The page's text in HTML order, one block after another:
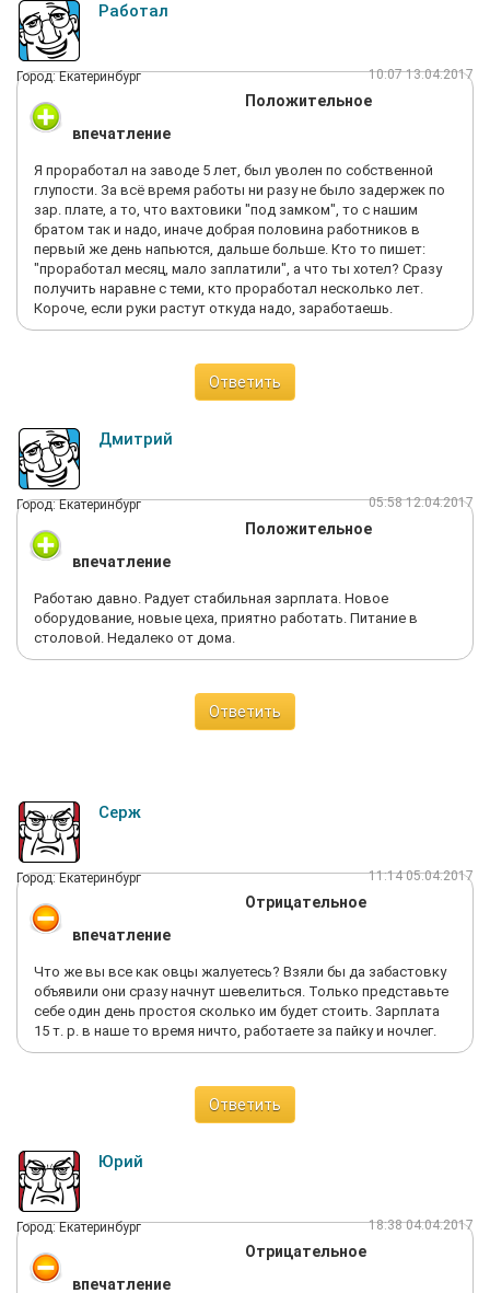
Работал
Город: Екатеринбург 10:07 13.04.2017
Положительное
впечатление
Я проработал на заводе 5 лет, был уволен по собственной
глупости. За всё время работы ни разу не было задержек по
зар. плате, а то, что вахтовики "под замком", то с нашим
братом так и надо, иначе добрая половина работников в
первый же день напьются, дальше больше. Кто то пишет:
"проработал месяц, мало заплатили", а что ты хотел? Сразу
получить наравне с теми, кто проработал несколько лет.
Короче, если руки растут откуда надо, заработаешь.
Ответить
Дмитрий
Город: Екатеринбург 05:58 12.04.2017
Положительное
впечатление
Работаю давно. Радует стабильная зарплата. Новое
оборудование, новые цеха, приятно работать. Питание в
столовой. Недалеко от дома.
Ответить
Серж
Город: Екатеринбург 11:14 05.04.2017
Отрицательное
впечатление
Что же вы все как овцы жалуетесь? Взяли бы да забастовку
объявили они сразу начнут шевелиться. Только представьте
себе один день простоя сколько им будет стоить. Зарплата
15 т. р. в наше то время ничто, работаете за пайку и ночлег.
Ответить
Юрий
Город: Екатеринбург 18:38 04.04.2017
Отрицательное
впечатление